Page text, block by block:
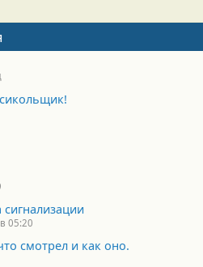
сигнализации
05:20
смотрел и как оно.